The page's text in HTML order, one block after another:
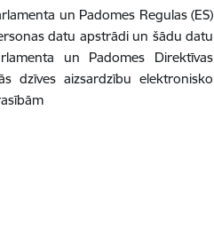
un Padomes Regulas (ES)
datu apstrādi un šādu datu
un Padomes Direktīvas
aizsardzību elektronisko